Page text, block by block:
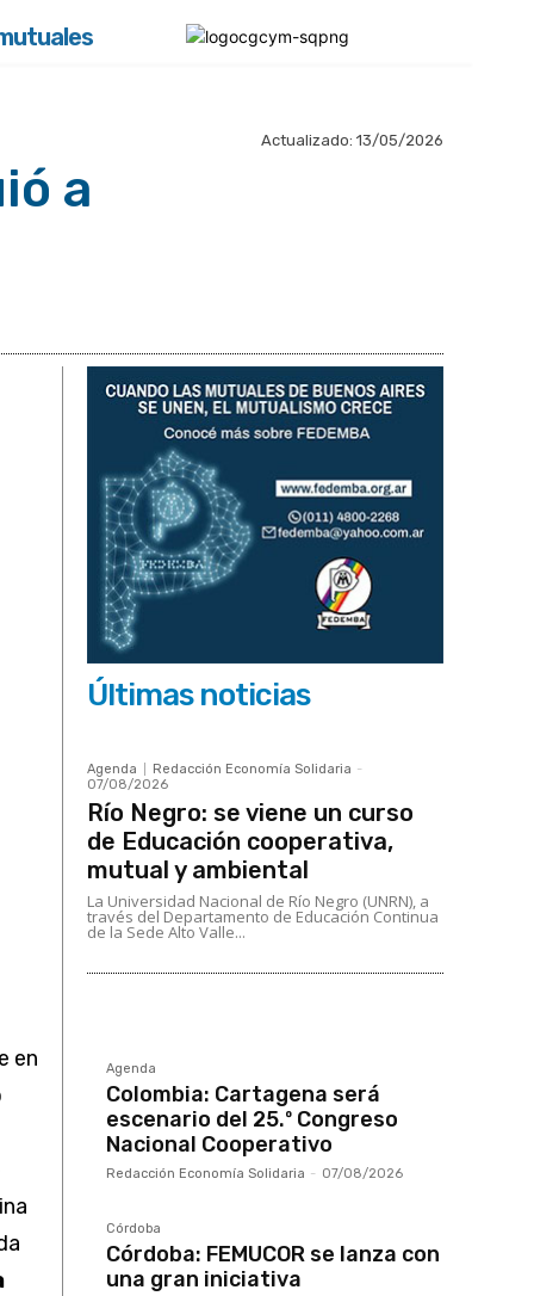
Actualizado: 13/05/2026
a
en
Últimas noticias
Agenda Redacción Economía Solidaria -
07/08/2026
Río Negro: se viene un curso
de Educación cooperativa,
mutual y ambiental
La Universidad Nacional de Río Negro (UNRN), a
través del Departamento de Educación Continua
de la Sede Alto Valle...
Agenda
Colombia: Cartagena será
escenario del 25.º Congreso
Nacional Cooperativo
Redacción Economía Solidaria - 07/08/2026
Córdoba
Córdoba: FEMUCOR se lanza con
una gran iniciativa